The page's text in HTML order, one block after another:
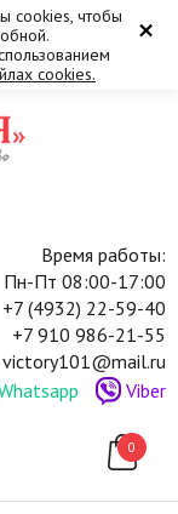
×
cookies, чтобы
cookies.
Время работы:
Пн-Пт 08:00-17:00
+7 (4932) 22-59-40
+7 910 986-21-55
victory101@mail.ru
Viber
0